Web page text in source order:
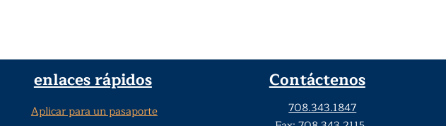
enlaces rápidos
Aplicar para un pasaporte
Contáctenos
708.343.1847